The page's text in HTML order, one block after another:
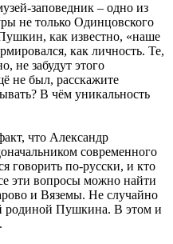
заповедник – одно из
не только Одинцовского
как известно, «наше
как личность. Те,
не забудут этого
не был, расскажите
В чём уникальность
что Александр
современного
говорить по-русски, и кто
эти вопросы можно найти
и Вяземы. Не случайно
родиной Пушкина. В этом и